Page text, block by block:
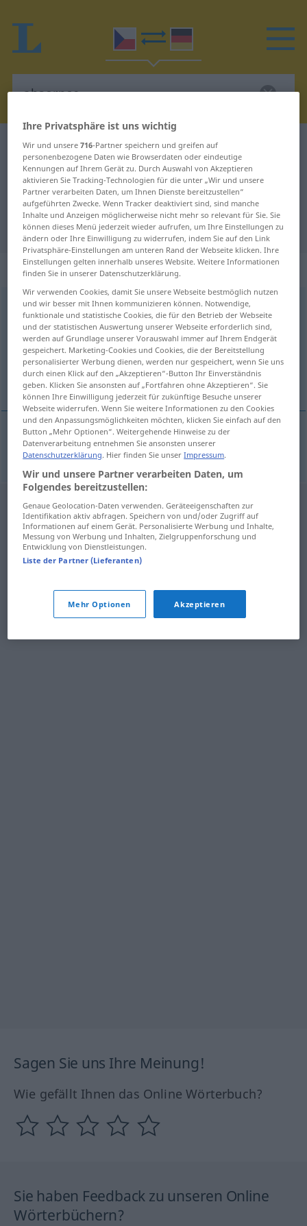
Tschechisch-Deutsch Wörterbuch absorpce
Tschechisch-Deutsch Übersetzung
für "absorpce"
"absorpce" Deutsch Übersetzung
„absorpce“: feminin
absorpcef
Übersicht aller Übersetzungen
(Für mehr Details die Übersetzung anklicken/antippen)
Absorption
Absorptionf absorpce
Sagen Sie uns Ihre Meinung!
Wie gefällt Ihnen das Online Wörterbuch?
Sie haben Feedback zu unseren Online
Wörterbüchern?
Ihre Privatsphäre ist uns wichtig
Wir und unsere716-Partner speichern und greifen auf
personenbezogene Daten wie Browserdaten oder eindeutige
Kennungen auf Ihrem Gerät zu. Durch Auswahl von Akzeptieren
aktivieren Sie Tracking-Technologien für die unter „Wir und unsere
Partner verarbeiten Daten, um Ihnen Dienste bereitzustellen“
aufgeführten Zwecke. Wenn Tracker deaktiviert sind, sind manche
Inhalte und Anzeigen möglicherweise nicht mehr so relevant für Sie. Sie
können dieses Menü jederzeit wieder aufrufen, um Ihre Einstellungen zu
ändern oder Ihre Einwilligung zu widerrufen, indem Sie auf den Link
Privatsphäre-Einstellungen am unteren Rand der Webseite klicken. Ihre
Einstellungen gelten innerhalb unseres Website. Weitere Informationen
finden Sie in unserer Datenschutzerklärung.
Wir verwenden Cookies, damit Sie unsere Webseite bestmöglich nutzen
und wir besser mit Ihnen kommunizieren können. Notwendige,
funktionale und statistische Cookies, die für den Betrieb der Webseite
und der statistischen Auswertung unserer Webseite erforderlich sind,
werden auf Grundlage unserer Vorauswahl immer auf Ihrem Endgerät
gespeichert. Marketing-Cookies und Cookies, die der Bereitstellung
personalisierter Werbung dienen, werden nur gespeichert, wenn Sie uns
durch einen Klick auf den „Akzeptieren“-Button Ihr Einverständnis
geben. Klicken Sie ansonsten auf „Fortfahren ohne Akzeptieren“. Sie
können Ihre Einwilligung jederzeit für zukünftige Besuche unserer
Webseite widerrufen. Wenn Sie weitere Informationen zu den Cookies
und den Anpassungsmöglichkeiten möchten, klicken Sie einfach auf den
Button „Mehr Optionen“. Weitergehende Hinweise zu der
Datenverarbeitung entnehmen Sie ansonsten unserer
Datenschutzerklärung. Hier finden Sie unserImpressum.
Wir und unsere Partner verarbeiten Daten, um
Folgendes bereitzustellen:
Genaue Geolocation-Daten verwenden. Geräteeigenschaften zur
Identifikation aktiv abfragen. Speichern von und/oder Zugriff auf
Informationen auf einem Gerät. Personalisierte Werbung und Inhalte,
Messung von Werbung und Inhalten, Zielgruppenforschung und
Entwicklung von Dienstleistungen.
Liste der Partner (Lieferanten)
Mehr Optionen Akzeptieren